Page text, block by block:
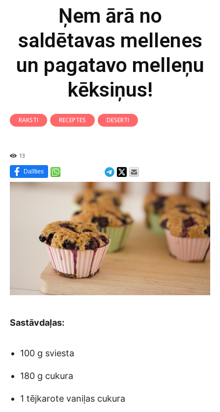
Ņem ārā no
saldētavas mellenes
un pagatavo melleņu
kēksiņus!
RAKSTI RECEPTES DESERTI
13
Dalīties
Sastāvdaļas:
100 g sviesta
180 g cukura
1 tējkarote vaniļas cukura